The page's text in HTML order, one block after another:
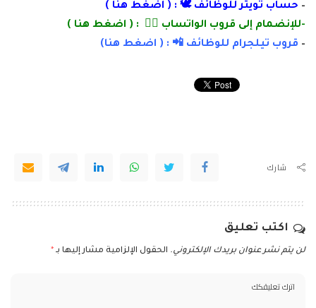
– حساب تويتر للوظائف 🕊 : ( اضغط هنا )
-للإنضمام إلى قروب الواتساب 👌🏽 : ( اضغط هنا )
– قروب تيلجرام للوظائف 📲 : ( اضغط هنا)
شارك
اكتب تعليق
لن يتم نشر عنوان بريدك الإلكتروني. الحقول الإلزامية مشار إليها بـ *